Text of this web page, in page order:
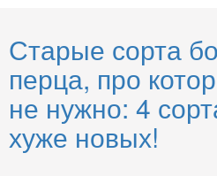
Старые сорта
перца, про
не нужно: 4
хуже новых!